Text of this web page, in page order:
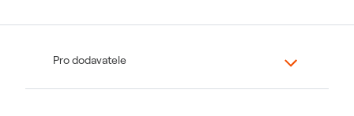
Pro dodavatele